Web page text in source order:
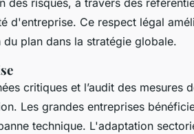
risques, à travers des
d'entreprise. Ce respect légal
plan dans la stratégie globale.
critiques et l’audit des mesures
Les grandes entreprises
technique. L'adaptation